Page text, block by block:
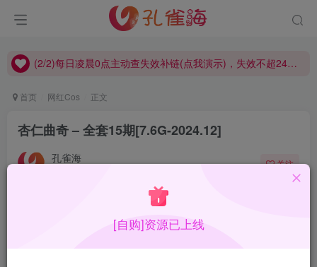
(2/2)每日凌晨0点主动查失效补链(点我演示)，失效不超24小时，
(2/2)每日凌晨0点主动查失效补链(点我演示)，失效不超24小时，
首页 网红Cos 正文
杏仁曲奇 – 全套15期[7.6G-2024.12]
孔雀海 关注
杏仁曲奇，小姐姐外表不算出众，之前一直默默无闻的cos
一些角色，也没什么特点，在与铁兽叫兽合作之后，算是放
[自购]资源已上线